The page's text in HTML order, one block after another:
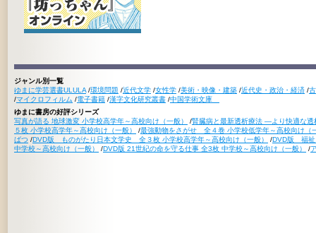
ジャンル別一覧
ゆまに学芸選書ULULA /環境問題 /近代文学 /女性学 /美術・映像・建築 /近代史・政治・経済 /
/マイクロフィルム /電子書籍 /漢字文化研究叢書 /中国学術文庫
ゆまに書房の好評シリーズ
写真が語る 地球激変 小学校高学年～高校向け（一般）
/腎臓病と最新透析療法 ―より快適な
５枚 小学校高学年～高校向け（一般）
/最強動物をさがせ 全４巻 小学校低学年～高校向け（
ばつ /DVD版 ものがたり日本文学史 全３枚 小学校高学年～高校向け（一般） /DVD版 福祉
中学校～高校向け（一般）
/DVD版 21世紀の命を守る仕事 全3枚 中学校～高校向け（一般） /